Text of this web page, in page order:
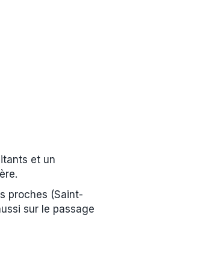
et un
proches (Saint-
sur le passage